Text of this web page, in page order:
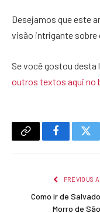
Desejamos que este
visão intrigante
Se você gostou desta
outros textos aqui no
Copy
Facebook
PREVIOUS
Como ir de
Morro de